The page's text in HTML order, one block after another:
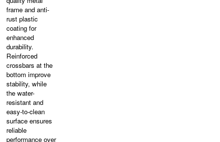
frame and anti-
rust plastic
coating for
enhanced
durability.
Reinforced
crossbars at the
bottom improve
stability, while
the water-
resistant and
easy-to-clean
surface ensures
reliable
performance over